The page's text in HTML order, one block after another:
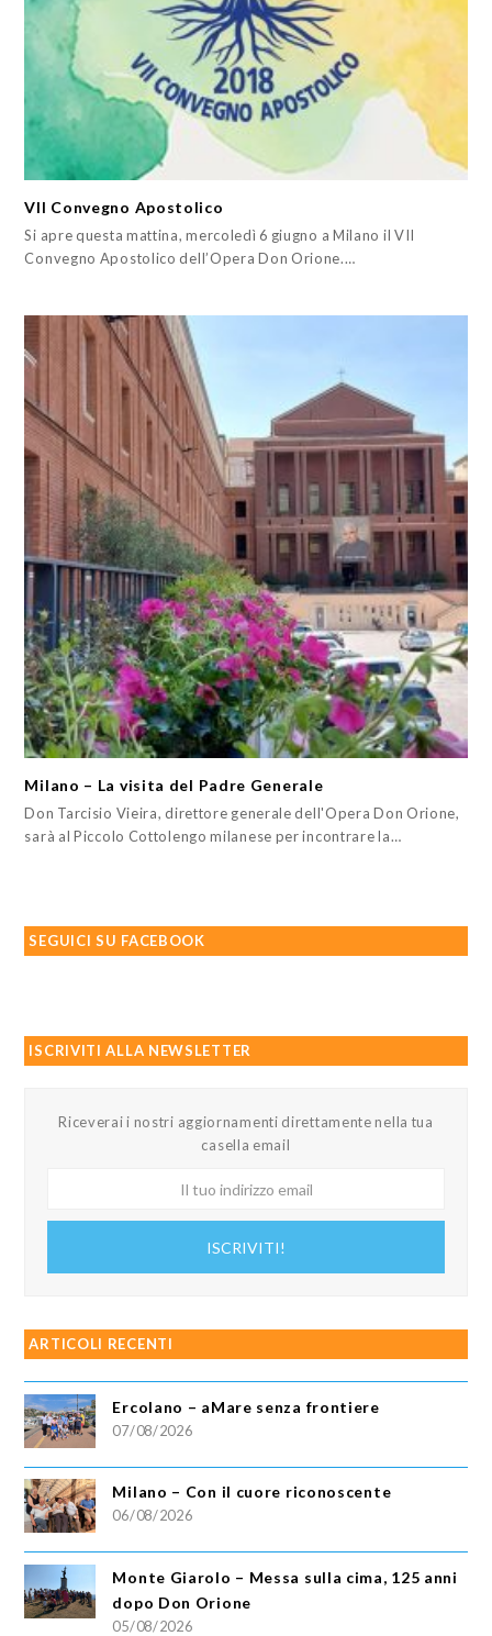
VII Convegno Apostolico
Si apre questa mattina, mercoledì 6 giugno a Milano il VII
Convegno Apostolico dell’Opera Don Orione.…
Milano – La visita del Padre Generale
Don Tarcisio Vieira, direttore generale dell'Opera Don Orione,
sarà al Piccolo Cottolengo milanese per incontrare la…
SEGUICI SU FACEBOOK
ISCRIVITI ALLA NEWSLETTER
Riceverai i nostri aggiornamenti direttamente nella tua
casella email
ISCRIVITI!
ARTICOLI RECENTI
Ercolano – aMare senza frontiere
07/08/2026
Milano – Con il cuore riconoscente
06/08/2026
Monte Giarolo – Messa sulla cima, 125 anni
dopo Don Orione
05/08/2026